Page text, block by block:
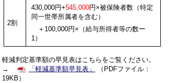
2割
430,000円+545,000円×被保険者数（特定
同一世帯所属者を含む）
＋100,000円×（給与所得者等の数ー
1）
軽減判定基準額の早見表はこちらをご覧ください。
→
「軽減基準額早見表」
（PDFファイル：
19KB）